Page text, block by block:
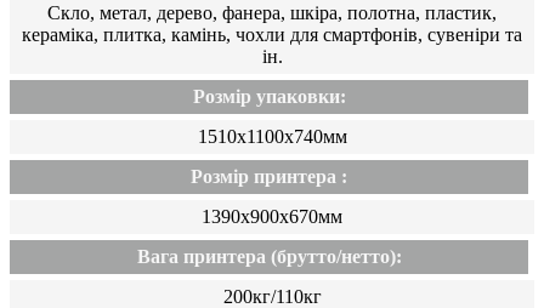
Скло, метал, дерево, фанера, шкіра, полотна, пластик,
кераміка, плитка, камінь, чохли для смартфонів, сувеніри та
ін.
Розмір упаковки:
1510х1100х740мм
Розмір принтера :
1390х900х670мм
Вага принтера (брутто/нетто):
200кг/110кг